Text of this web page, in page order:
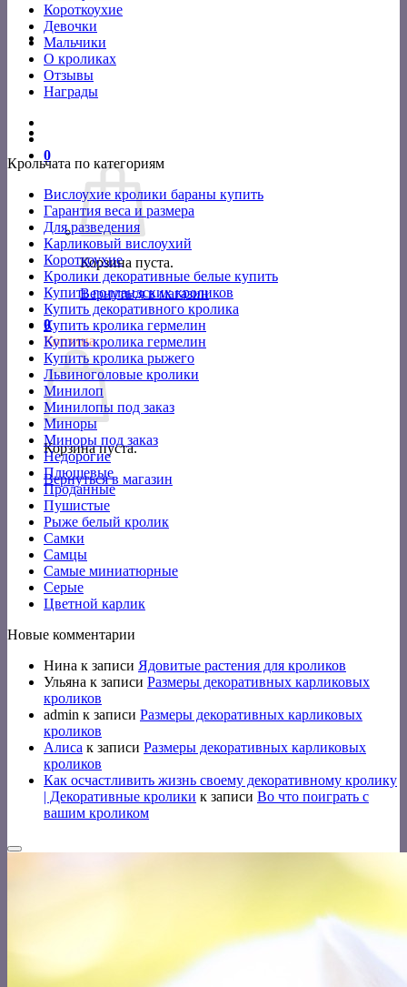
Короткоухие
Девочки
Мальчики
О кроликах
Отзывы
Награды
0
Корзина пуста.
Вернуться в магазин
0
Корзина
Корзина пуста.
Вернуться в магазин
Крольчата по категориям
Вислоухие кролики бараны купить
Гарантия веса и размера
Для разведения
Карликовый вислоухий
Короткоухие
Кролики декоративные белые купить
Купить голландских кроликов
Купить декоративного кролика
Купить кролика гермелин
Купить кролика гермелин
Купить кролика рыжего
Львиноголовые кролики
Минилоп
Минилопы под заказ
Миноры
Миноры под заказ
Недорогие
Плюшевые
Проданные
Пушистые
Рыже белый кролик
Самки
Самцы
Самые миниатюрные
Серые
Цветной карлик
Новые комментарии
Нина к записи Ядовитые растения для кроликов
Ульяна к записи Размеры декоративных карликовых
кроликов
admin к записи Размеры декоративных карликовых
кроликов
Алиса к записи Размеры декоративных карликовых
кроликов
Как осчастливить жизнь своему декоративному кролику
| Декоративные кролики к записи Во что поиграть с
вашим кроликом